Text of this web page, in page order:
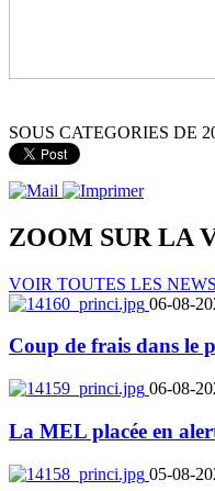
SOUS CATEGORIES DE
ZOOM SUR LA
VOIR TOUTES LES NEWS
06-08-
Coup de frais dans le
06-08-
La MEL placée en
05-08-